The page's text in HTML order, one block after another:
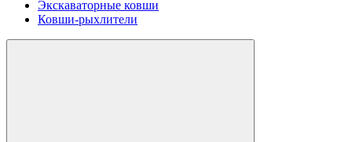
Экскаваторные ковши
Ковши-рыхлители